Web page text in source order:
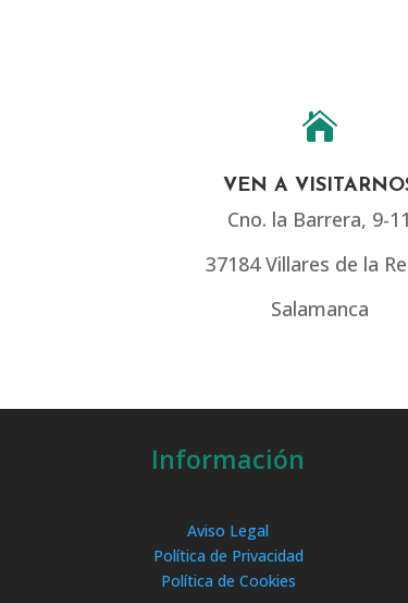

VEN A
Cno. la Barrera, 9-11
37184 Villares de la
Salamanca
Información
Aviso Legal
Política de Privacidad
Política de Cookies